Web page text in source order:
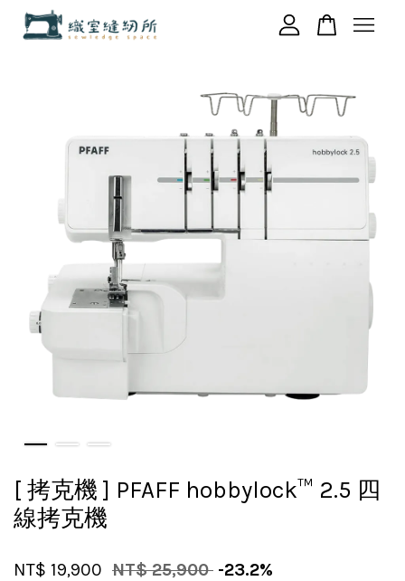
[ 拷克機 ] PFAFF hobbylock™ 2.5 四
線拷克機
NT$ 19,900 NT$ 25,900 -23.2%
您的購物車目前還是空的。
繼續購物